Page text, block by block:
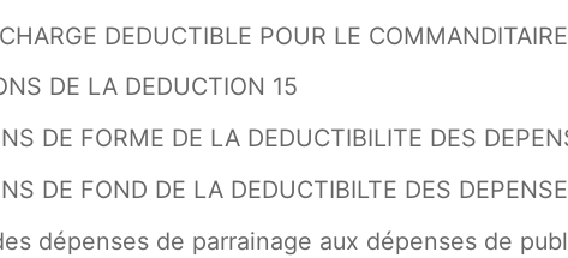
DEDUCTIBLE POUR LE
DE LA DEDUCTION 15
DE FORME DE LA DEDUCTIBILITE DES
DE FOND DE LA DEDUCTIBILTE DES
dépenses de parrainage aux dépenses de